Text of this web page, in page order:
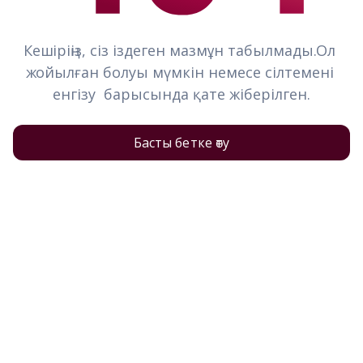
Кешіріңіз, сіз іздеген мазмұн табылмады.Ол
жойылған болуы мүмкін немесе сілтемені
енгізу  барысында қате жіберілген.
Басты бетке өту